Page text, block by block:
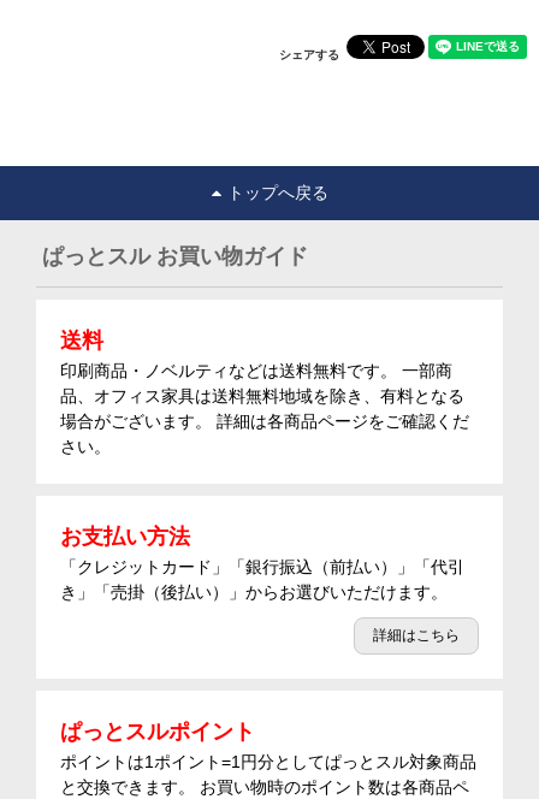
シェアする
トップへ戻る
ぱっとスル お買い物ガイド
送料
印刷商品・ノベルティなどは送料無料です。 一部商
品、オフィス家具は送料無料地域を除き、有料となる
場合がございます。 詳細は各商品ページをご確認くだ
さい。
お支払い方法
「クレジットカード」「銀行振込（前払い）」「代引
き」「売掛（後払い）」からお選びいただけます。
詳細はこちら
ぱっとスルポイント
ポイントは1ポイント=1円分としてぱっとスル対象商品
と交換できます。 お買い物時のポイント数は各商品ペ